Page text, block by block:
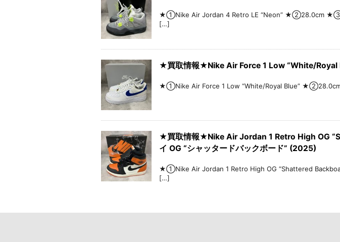
★①Nike Air Jordan 4 Retro LE “Neon” ★②28.0cm ★③中
[…]
★買取情報★Nike Air Force 1 Low “White/Royal
★①Nike Air Force 1 Low “White/Royal Blue”
★買取情報★Nike Air Jordan 1 Retro High OG
イ OG “シャッタードバックボード” (2025)
★①Nike Air Jordan 1 Retro High OG “Shattered
[…]